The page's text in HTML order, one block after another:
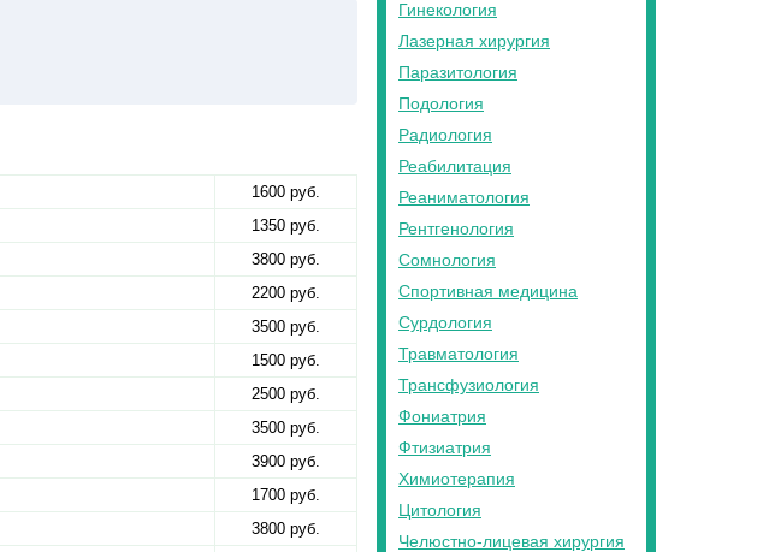
1600 руб.
1350 руб.
3800 руб.
2200 руб.
3500 руб.
1500 руб.
2500 руб.
3500 руб.
3900 руб.
1700 руб.
3800 руб.
Гинекология
Лазерная хирургия
Паразитология
Подология
Радиология
Реабилитация
Реаниматология
Рентгенология
Сомнология
Спортивная медицина
Сурдология
Травматология
Трансфузиология
Фониатрия
Фтизиатрия
Химиотерапия
Цитология
Челюстно-лицевая хирургия